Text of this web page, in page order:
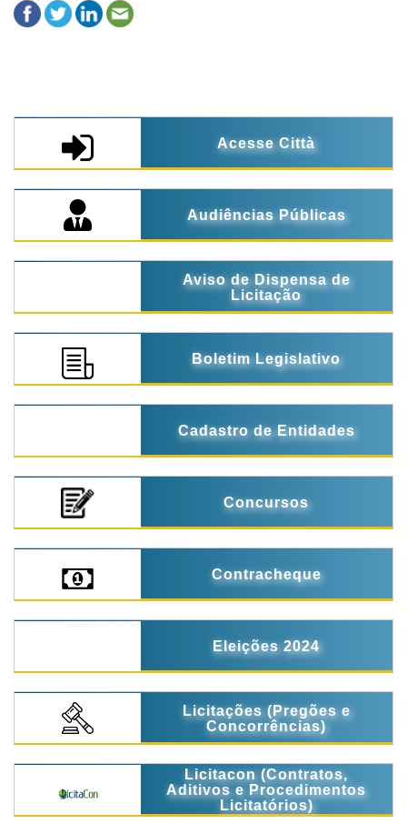
Acesse Città
Audiências Públicas
Aviso de Dispensa de
Licitação
Boletim Legislativo
Cadastro de Entidades
Concursos
Contracheque
Eleições 2024
Licitações (Pregões e
Concorrências)
Licitacon (Contratos,
Aditivos e Procedimentos
Licitatórios)